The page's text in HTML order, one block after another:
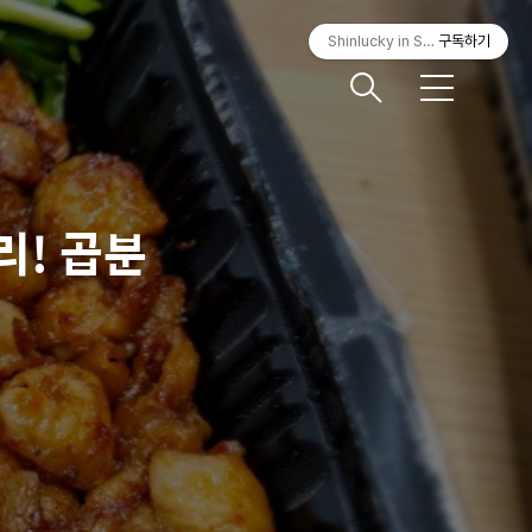
메
! 곱분
Shinlucky in Seoul구독하기